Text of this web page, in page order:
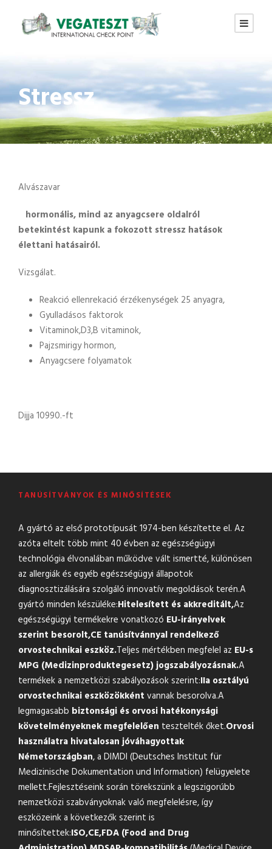
Stressz
Alvászavar
hormonális, mind az anyagcsere oldalról
betekintést kapunk a fokozott stressz hatások
élettani hatásairól.
Vizsgálat.
Reakció ellenrekació érzékenységek 25 anyagra,
Gyulladásos faktorok
Vitaminok,D3,B vitaminok,
Pajzsmirigy hormon,
Anyagcsere folyamatok
Dijja 10990.-ft
TANÚSÍTVÁNYOK ÉS MINŐSÍTÉSEK
A gyártó az első prototípusát 1974-ben készítette el. Az
azóta eltelt több mint 40 évben az egészségügyi
technológia élvonalában működve vált ismertté, különösen
az allergiák és egyéb egészségügyi állapotok
diagnosztizálására szolgáló innovatív megoldások terén.A
gyártó minden készüléke:Hitelesített és akkreditált,Az
egészségügyi termékekre vonatkozó EU-irányelvek
szerint besorolt,CE tanúsítvánnyal rendelkező
orvostechnikai eszköz.Teljes mértékben megfelel az EU-s
MPG (Medizinproduktegesetz) jogszabályozásnak.A
termékek a nemzetközi szabályozások szerint:IIa osztályú
orvostechnikai eszközökként vannak besorolva.A
legmagasabb biztonsági és orvosi hatékonysági
követelményeknek megfelelően tesztelték őket.Orvosi
használatra hivatalosan jóváhagyottak
Németországban, a DIMDI (Deutsches Institut für
Medizinische Dokumentation und Information) felügyelete
mellett.Fejlesztéseink során törekszünk a legszigorúbb
nemzetközi szabványoknak való megfelelésre, így
eszközeink a következők szerint is
minősítettek:ISO,CE,FDA (Food and Drug